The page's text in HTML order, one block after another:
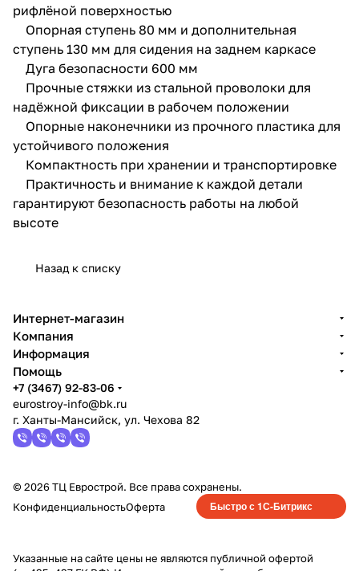
рифлёной поверхностью
Опорная ступень 80 мм и дополнительная
ступень 130 мм для сидения на заднем каркасе
Дуга безопасности 600 мм
Прочные стяжки из стальной проволоки для
надёжной фиксации в рабочем положении
Опорные наконечники из прочного пластика для
устойчивого положения
Компактность при хранении и транспортировке
Практичность и внимание к каждой детали
гарантируют безопасность работы на любой
высоте
Назад к списку
Интернет-магазин
Компания
Информация
Помощь
+7 (3467) 92-83-06
eurostroy-info@bk.ru
г. Ханты-Мансийск, ул. Чехова 82
© 2026 ТЦ Еврострой. Все права сохранены.
КонфиденциальностьОферта Быстро с 1С-Битрикс
Указанные на сайте цены не являются публичной офертой